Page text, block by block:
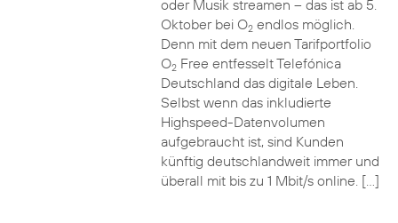
oder Musik streamen – das ist ab 5.
Oktober bei O2endlos möglich.
Denn mit dem neuen Tarifportfolio
O2Free entfesselt Telefónica
Deutschland das digitale Leben.
Selbst wenn das inkludierte
Highspeed-Datenvolumen
aufgebraucht ist, sind Kunden
künftig deutschlandweit immer und
überall mit bis zu 1 Mbit/s online. […]